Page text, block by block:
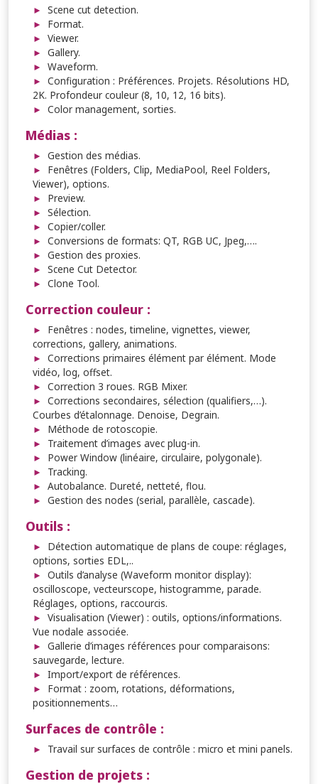
Scene cut detection.
Format.
Viewer.
Gallery.
Waveform.
Configuration : Préférences. Projets. Résolutions HD,
2K. Profondeur couleur (8, 10, 12, 16 bits).
Color management, sorties.
Médias :
Gestion des médias.
Fenêtres (Folders, Clip, MediaPool, Reel Folders,
Viewer), options.
Preview.
Sélection.
Copier/coller.
Conversions de formats: QT, RGB UC, Jpeg,….
Gestion des proxies.
Scene Cut Detector.
Clone Tool.
Correction couleur :
Fenêtres : nodes, timeline, vignettes, viewer,
corrections, gallery, animations.
Corrections primaires élément par élément. Mode
vidéo, log, offset.
Correction 3 roues. RGB Mixer.
Corrections secondaires, sélection (qualifiers,…).
Courbes d’étalonnage. Denoise, Degrain.
Méthode de rotoscopie.
Traitement d’images avec plug-in.
Power Window (linéaire, circulaire, polygonale).
Tracking.
Autobalance. Dureté, netteté, flou.
Gestion des nodes (serial, parallèle, cascade).
Outils :
Détection automatique de plans de coupe: réglages,
options, sorties EDL,..
Outils d’analyse (Waveform monitor display):
oscilloscope, vecteurscope, histogramme, parade.
Réglages, options, raccourcis.
Visualisation (Viewer) : outils, options/informations.
Vue nodale associée.
Gallerie d’images références pour comparaisons:
sauvegarde, lecture.
Import/export de références.
Format : zoom, rotations, déformations,
positionnements…
Surfaces de contrôle :
Travail sur surfaces de contrôle : micro et mini panels.
Gestion de projets :